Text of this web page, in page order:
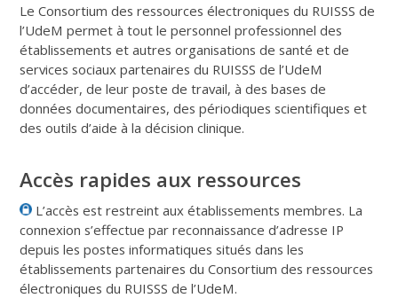
Le Consortium des ressources électroniques du RUISSS de
l’UdeM permet à tout le personnel professionnel des
établissements et autres organisations de santé et de
services sociaux partenaires du RUISSS de l’UdeM
d’accéder, de leur poste de travail, à des bases de
données documentaires, des périodiques scientifiques et
des outils d’aide à la décision clinique.
Accès rapides aux ressources
L’accès est restreint aux établissements membres. La
connexion s’effectue par reconnaissance d’adresse IP
depuis les postes informatiques situés dans les
établissements partenaires du Consortium des ressources
électroniques du RUISSS de l’UdeM.